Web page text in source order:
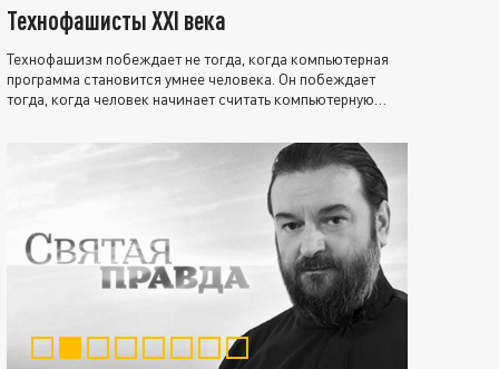
Технофашисты XXI века
Технофашизм побеждает не тогда, когда компьютерная
программа становится умнее человека. Он побеждает
тогда, когда человек начинает считать компьютерную